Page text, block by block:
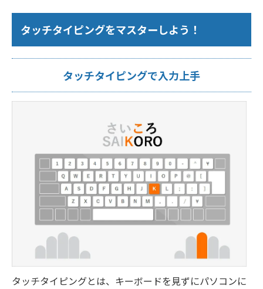
タッチタイピングをマスターしよう！
タッチタイピングで入力上手
タッチタイピングとは、キーボードを見ずにパソコンに